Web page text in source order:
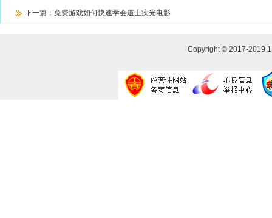
下一篇： 免费游戏如何快速学会道士疾光电影
Copyright © 2017-2019